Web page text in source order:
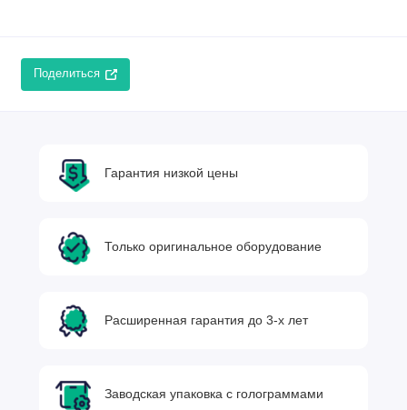
Поделиться
Гарантия низкой цены
Только оригинальное оборудование
Расширенная гарантия до 3-х лет
Заводская упаковка с голограммами